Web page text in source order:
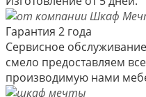
Гарантия 2 года
Сервисное
смело предоставляем
производимую нами